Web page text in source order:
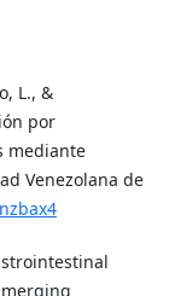
L., &
por
mediante
Venezolana de